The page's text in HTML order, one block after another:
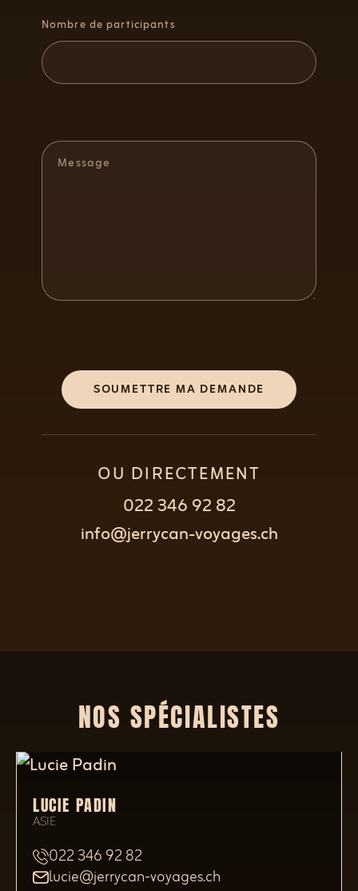
Nombre de participants
SOUMETTRE MA DEMANDE
OU DIRECTEMENT
022 346 92 82
info@jerrycan-voyages.ch
NOS SPÉCIALISTES
LUCIE PADIN
ASIE
022 346 92 82
lucie@jerrycan-voyages.ch